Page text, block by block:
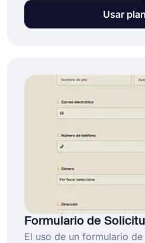
personas mayores de la
plantilla de formulario de
Usar
Formulario de
El uso de un formulario